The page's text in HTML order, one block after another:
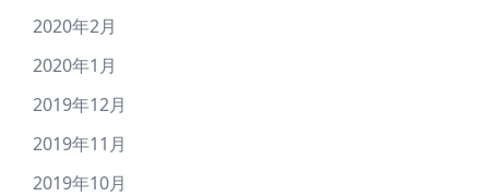
2020年2月
2020年1月
2019年12月
2019年11月
2019年10月